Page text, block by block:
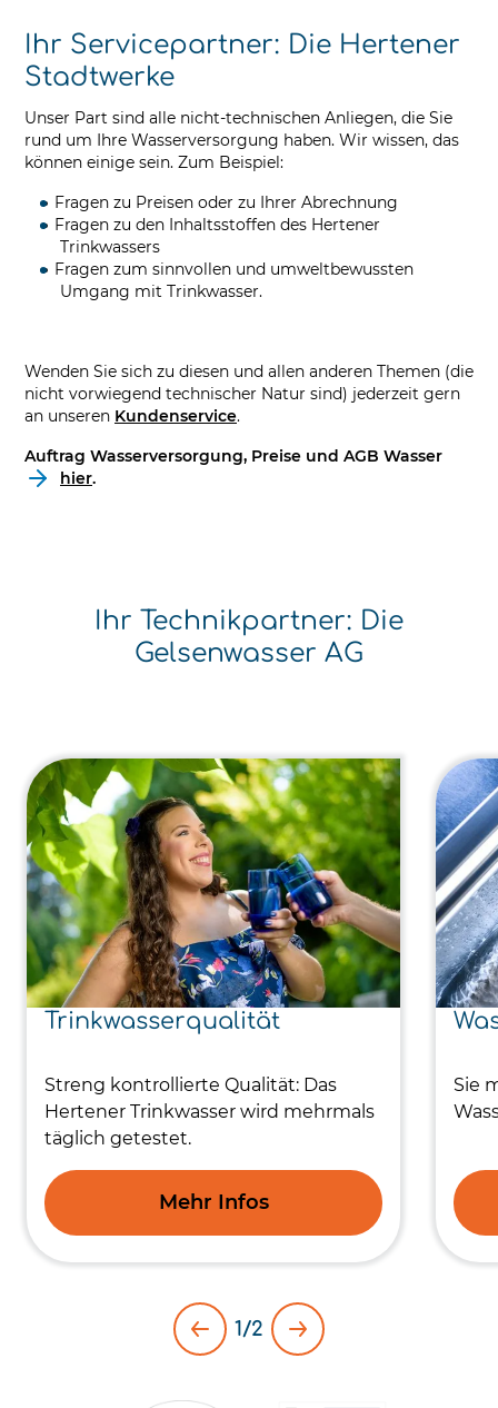
Ihr Servicepartner: Die Hertener
Stadtwerke
Unser Part sind alle nicht-technischen Anliegen, die Sie
rund um Ihre Wasserversorgung haben. Wir wissen, das
können einige sein. Zum Beispiel:
Fragen zu Preisen oder zu Ihrer Abrechnung
Fragen zu den Inhaltsstoffen des Hertener
Trinkwassers
Fragen zum sinnvollen und umweltbewussten
Umgang mit Trinkwasser.
Wenden Sie sich zu diesen und allen anderen Themen (die
nicht vorwiegend technischer Natur sind) jederzeit gern
an unseren Kundenservice.
Auftrag Wasserversorgung, Preise und AGB Wasser
hier.
Ihr Technikpartner: Die
Gelsenwasser AG
Trinkwasserqualität
Streng kontrollierte Qualität: Das
Hertener Trinkwasser wird mehrmals
täglich getestet.
Mehr Infos
Sie
1/2